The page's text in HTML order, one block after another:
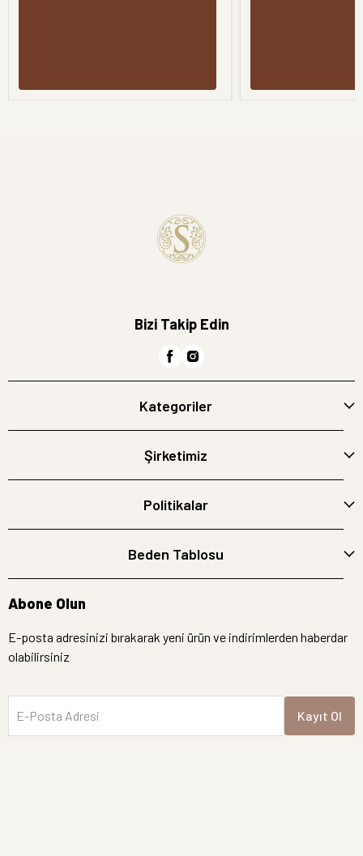
Bizi Takip Edin
Kategoriler
Şirketimiz
Politikalar
Beden Tablosu
Abone Olun
E-posta adresinizi bırakarak yeni ürün ve indirimlerden haberdar
olabilirsiniz
E-Posta Adresi Kayıt Ol